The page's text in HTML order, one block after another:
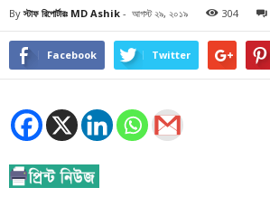
By স্টাফ রিপোর্টারঃ MD Ashik - আগস্ট ২৯, ২০১৯ 304
Facebook Twitter